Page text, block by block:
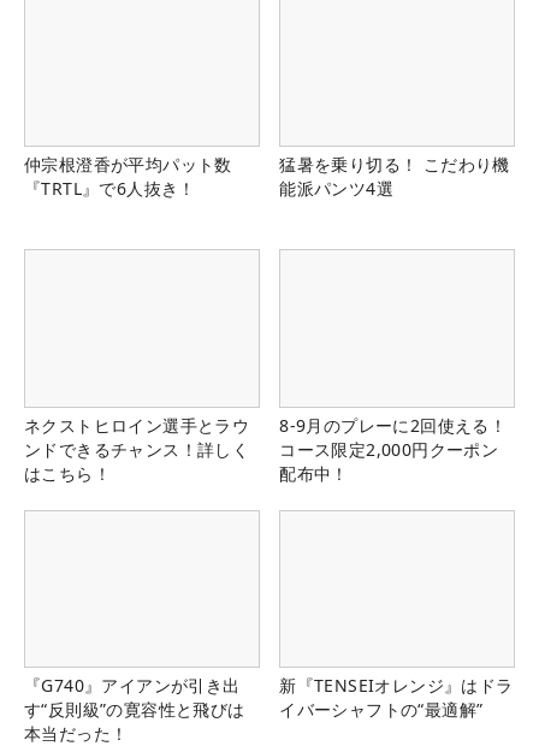
仲宗根澄香が平均パット数
『TRTL』で6人抜き！
猛暑を乗り切る！ こだわり機
能派パンツ4選
ネクストヒロイン選手とラウ
ンドできるチャンス！詳しく
はこちら！
8-9月のプレーに2回使える！
コース限定2,000円クーポン
配布中！
『G740』アイアンが引き出
す“反則級”の寛容性と飛びは
本当だった！
新『TENSEIオレンジ』はドラ
イバーシャフトの“最適解”